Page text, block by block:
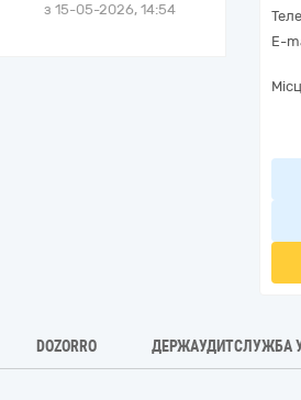
з 15-05-2026, 14:54
E-
DOZORRO ДЕРЖАУДИТСЛУЖБА